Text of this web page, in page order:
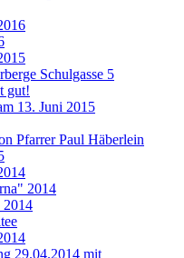
Schulgasse 5
gut!
13. Juni 2015
Pfarrer Paul Häberlein
2014
2014
29.04.2014 mit